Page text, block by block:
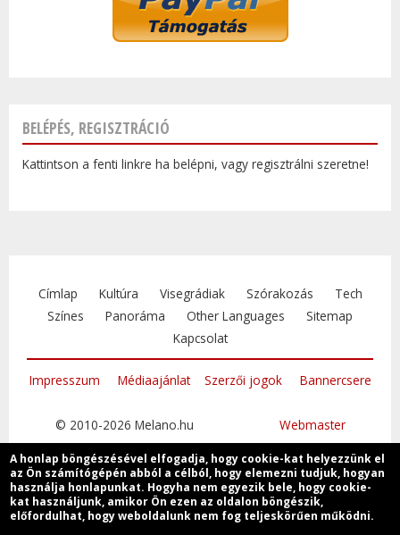
BELÉPÉS, REGISZTRÁCIÓ
Kattintson a fenti linkre ha belépni, vagy regisztrálni szeretne!
Címlap Kultúra Visegrádiak Szórakozás
Tech
Színes
Panoráma Other Languages
Sitemap
Kapcsolat
Impresszum Médiaajánlat Szerzői jogok Bannercsere
© 2010-2026 Melano.hu Webmaster
Csatlakozzon
A honlap böngészésével elfogadja, hogy cookie-kat helyezzünk el
az Ön számítógépén abból a célból, hogy elemezni tudjuk, hogyan
használja honlapunkat. Hogyha nem egyezik bele, hogy cookie-
kat használjunk, amikor Ön ezen az oldalon böngészik,
előfordulhat, hogy weboldalunk nem fog teljeskörűen működni.